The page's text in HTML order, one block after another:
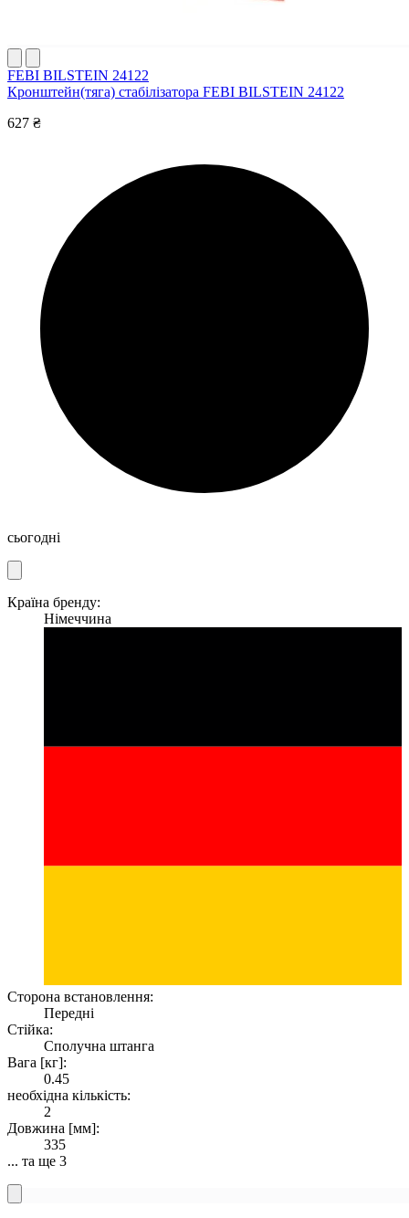
FEBI BILSTEIN 24122
Кронштейн(тяга) стабілізатора FEBI BILSTEIN 24122
627 ₴
сьогодні
Країна бренду:
Німеччина
Сторона встановлення:
Передні
Стійка:
Сполучна штанга
Вага [кг]:
0.45
необхідна кількість:
2
Довжина [мм]:
335
... та ще 3